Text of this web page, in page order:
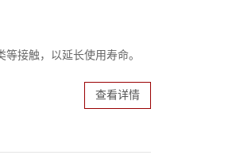
接触，以延长使用寿命。
查看详情